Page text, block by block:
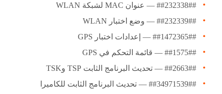
##232338## — عنوان MAC لشبكة WLAN
##232339## — وضع اختبار WLAN
##1472365## — إعدادات اختبار GPS
##1575## — قائمة التحكم في GPS
##2663## — تحديث البرنامج الثابت TSP وTSK
##34971539## — تحديث البرنامج الثابت للكاميرا